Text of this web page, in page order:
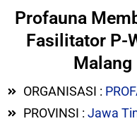
Profauna
Fasilitator P-
ORGANISASI :
PROVINSI : Jawa